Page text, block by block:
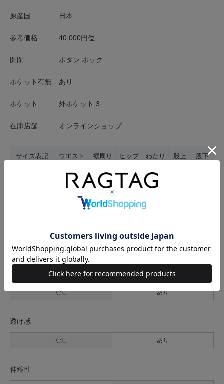
原産国 日本
参考価格 40,000円位
開閉 ボタン ホック
ポケット有無 あり
ポケット 外ポケット:3
在庫店舗 オンラインショップ
サイズ表記 ウエスト 裾周り ヒップ わたり 股上 股下
70cm 43cm 77cm 56cm
なし あり
透け感
なし あり
伸縮性